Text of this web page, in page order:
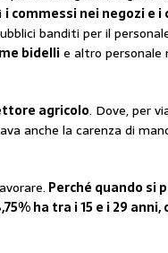
i commessi nei negozi e i
banditi per il
bidellie altro personale
agricolo. Dove, per
anche la carenza di
Perché quando si
ha tra i 15 e i 29 anni,